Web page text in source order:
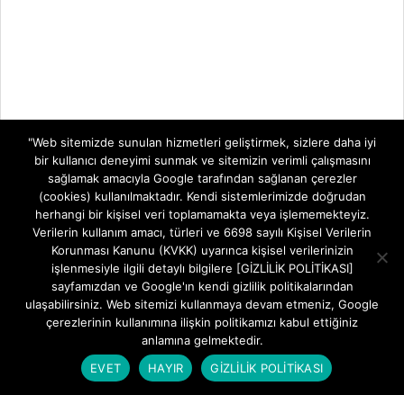
MODEM KURULUMLARI
Aidata WR854GVR AX3000 Wi-Fi Şifre
Değiştirme
BY: FREETEKNOLOJI ON: 5 AĞUSTOS 2026
Aidata WR854GVR AX3000 Modem Kurulumu
IN: MODEM KURULUMLARI
"Web sitemizde sunulan hizmetleri geliştirmek, sizlere daha iyi
bir kullanıcı deneyimi sunmak ve sitemizin verimli çalışmasını
sağlamak amacıyla Google tarafından sağlanan çerezler
(cookies) kullanılmaktadır. Kendi sistemlerimizde doğrudan
herhangi bir kişisel veri toplamamakta veya işlememekteyiz.
Verilerin kullanım amacı, türleri ve 6698 sayılı Kişisel Verilerin
Korunması Kanunu (KVKK) uyarınca kişisel verilerinizin
işlenmesiyle ilgili detaylı bilgilere [GİZLİLİK POLİTİKASI]
sayfamızdan ve Google'ın kendi gizlilik politikalarından
ulaşabilirsiniz. Web sitemizi kullanmaya devam etmeniz, Google
çerezlerinin kullanımına ilişkin politikamızı kabul ettiğiniz
anlamına gelmektedir.
EVET
HAYIR GİZLİLİK POLİTİKASI